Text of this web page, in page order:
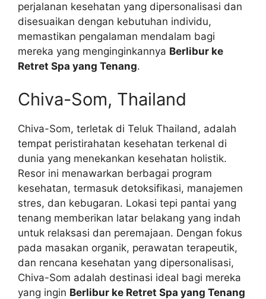
perjalanan kesehatan yang dipersonalisasi dan
disesuaikan dengan kebutuhan individu,
memastikan pengalaman mendalam bagi
mereka yang menginginkannya Berlibur ke
Retret Spa yang Tenang.
Chiva-Som, Thailand
Chiva-Som, terletak di Teluk Thailand, adalah
tempat peristirahatan kesehatan terkenal di
dunia yang menekankan kesehatan holistik.
Resor ini menawarkan berbagai program
kesehatan, termasuk detoksifikasi, manajemen
stres, dan kebugaran. Lokasi tepi pantai yang
tenang memberikan latar belakang yang indah
untuk relaksasi dan peremajaan. Dengan fokus
pada masakan organik, perawatan terapeutik,
dan rencana kesehatan yang dipersonalisasi,
Chiva-Som adalah destinasi ideal bagi mereka
yang ingin Berlibur ke Retret Spa yang Tenang